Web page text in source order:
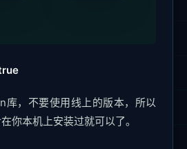
库，不要使用线上的版本，所以
你本机上安装过就可以了。